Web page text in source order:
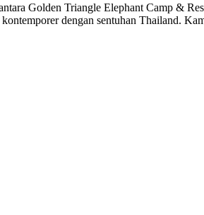
Golden Triangle Elephant Camp &
dengan sentuhan Thailand.